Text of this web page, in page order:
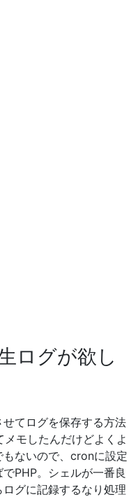
ログが欲し
てログを保存する方法
モしたんだけどよくよ
もないので、cronに設定
PHP。シェルが一番良
グに記録するなり処理